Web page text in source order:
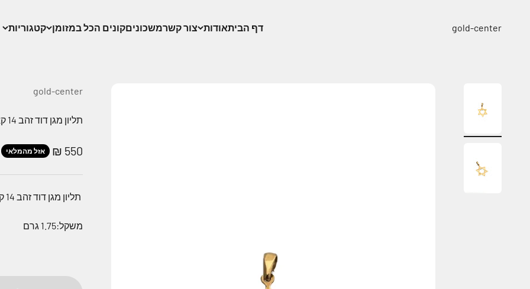
דף הביתאודות צור קשרמשכוניםקונים הכל במזומן קטגוריות gold-center
gold-center
תליון מגן דוד זהב 14 קארט
מחיר מבצע
550 ₪ אזל מהמלאי
תליון מגן דוד זהב 14 קארט
משקל:1.75 גרם